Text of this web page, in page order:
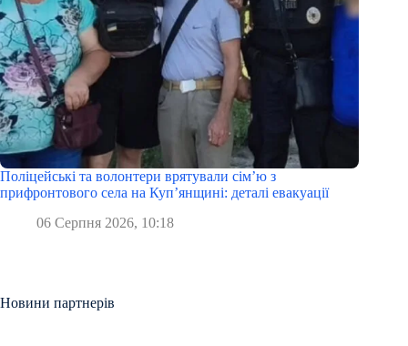
Поліцейські та волонтери врятували сім’ю з
прифронтового села на Куп’янщині: деталі евакуації
06 Серпня 2026, 10:18
Новини партнерів